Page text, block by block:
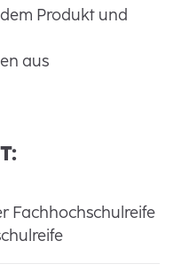
Produkt und
aus
Fachhochschulreife